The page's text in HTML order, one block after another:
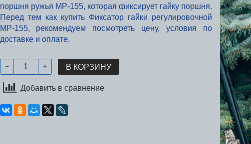
поршня ружья МР-155, которая фиксирует гайку поршня.
Перед тем как купить Фиксатор гайки регулировочной
МР-155, рекомендуем посмотреть цену, условия по
доставке и оплате.
В КОРЗИНУ
Добавить в сравнение